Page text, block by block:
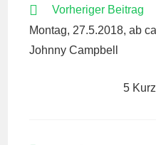
WEITERE
ANSEHEN
Vorheriger Beitrag
Montag, 27.5.2018, ab
Johnny Campbell
5